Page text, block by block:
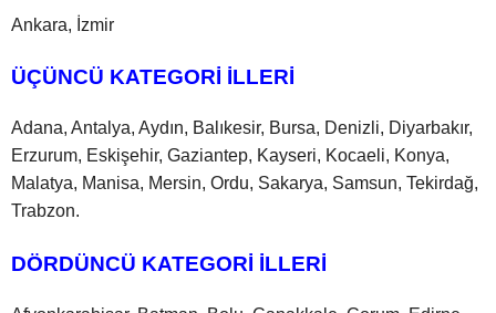
Ankara, İzmir
ÜÇÜNCÜ KATEGORİ İLLERİ
Adana, Antalya, Aydın, Balıkesir, Bursa, Denizli, Diyarbakır,
Erzurum, Eskişehir, Gaziantep, Kayseri, Kocaeli, Konya,
Malatya, Manisa, Mersin, Ordu, Sakarya, Samsun, Tekirdağ,
Trabzon.
DÖRDÜNCÜ KATEGORİ İLLERİ